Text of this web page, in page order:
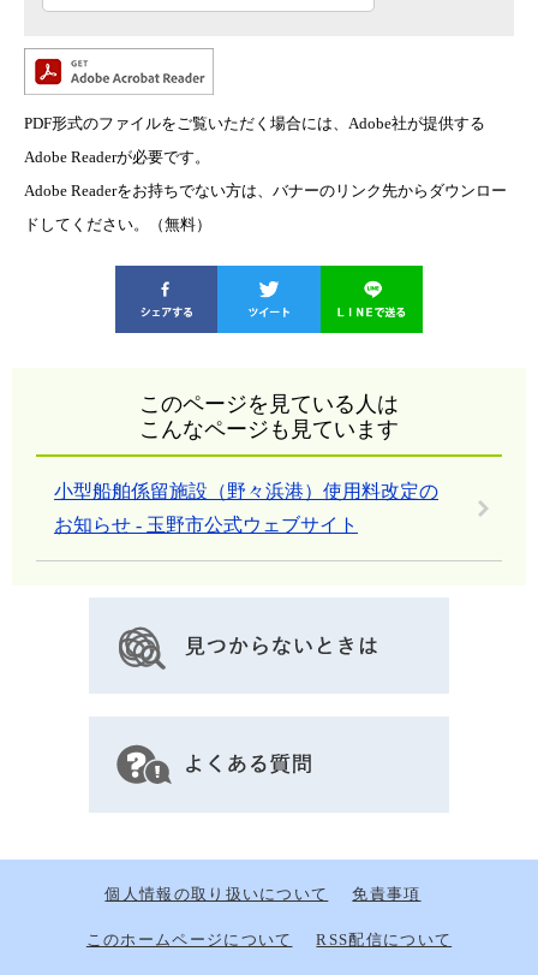
PDF形式のファイルをご覧いただく場合には、Adobe社が提供する
Adobe Readerが必要です。
Adobe Readerをお持ちでない方は、バナーのリンク先からダウンロー
ドしてください。（無料）
このページを見ている人は
こんなページも見ています
小型船舶係留施設（野々浜港）使用料改定の
お知らせ - 玉野市公式ウェブサイト
個人情報の取り扱いについて 免責事項
このホームページについて RSS配信について